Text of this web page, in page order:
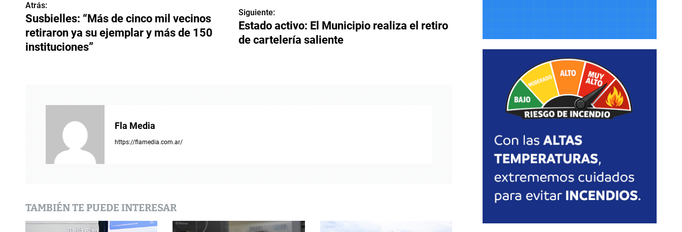
N
a
v
d
e
Atrás:
Susbielles: “Más de cinco mil vecinos
retiraron ya su ejemplar y más de 150
instituciones”
Siguiente:
Estado activo: El Municipio realiza el retiro
de cartelería saliente
Fla Media
https://flamedia.com.ar/
TAMBIÉN TE PUEDE INTERESAR